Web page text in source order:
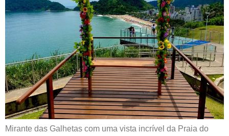
Mirante das Galhetas com uma vista incrível da Praia do